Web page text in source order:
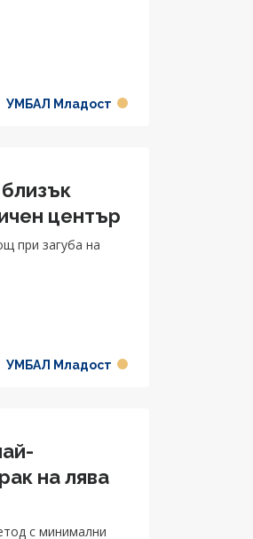
УМБАЛ Младост
център
при загуба на
УМБАЛ Младост
на лява
с минимални